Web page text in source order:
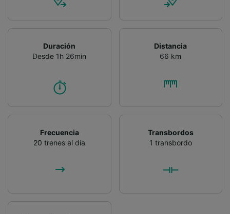
Duración
Desde 1h 26min
Distancia
66 km
Frecuencia
20 trenes al día
Transbordos
1 transbordo